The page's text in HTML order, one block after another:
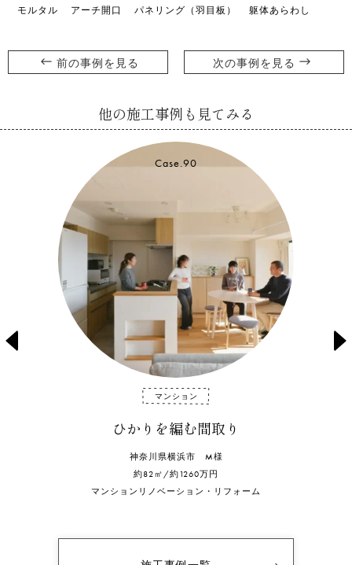
モルタル
アーチ開口 パネリング（羽目板） 躯体あらわし
前の事例を見る 次の事例を見る
他の施工事例も見てみる
マンションリノベーシ
prev